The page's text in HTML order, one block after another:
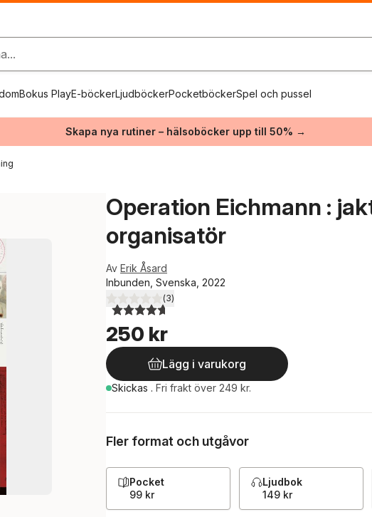
Bokus PlayE-böckerLjudböckerPocketböckerSpel och pussel
Skapa nya rutiner – hälsoböcker upp till 50% →
Operation Eichmann :
organisatör
Av Erik Åsard
Inbunden, Svenska, 2022
4,7utav 5 stjärnor. Totalt antal röster:
(3)
250 kr
Lägg i varukorg
Skickas . Fri frakt över 249 kr.
Fler format och utgåvor
Pocket
99 kr
Ljudbok
149 kr